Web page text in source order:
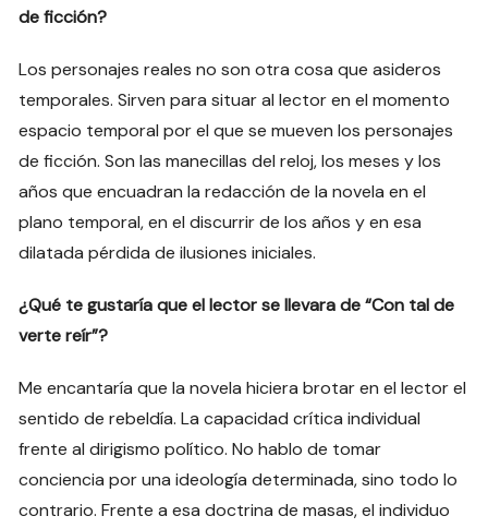
de ficción?
Los personajes reales no son otra cosa que asideros
temporales. Sirven para situar al lector en el momento
espacio temporal por el que se mueven los personajes
de ficción. Son las manecillas del reloj, los meses y los
años que encuadran la redacción de la novela en el
plano temporal, en el discurrir de los años y en esa
dilatada pérdida de ilusiones iniciales.
¿Qué te gustaría que el lector se llevara de “Con tal de
verte reír”?
Me encantaría que la novela hiciera brotar en el lector el
sentido de rebeldía. La capacidad crítica individual
frente al dirigismo político. No hablo de tomar
conciencia por una ideología determinada, sino todo lo
contrario. Frente a esa doctrina de masas, el individuo